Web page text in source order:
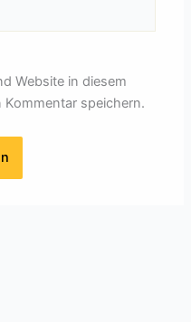
Website in diesem
speichern.